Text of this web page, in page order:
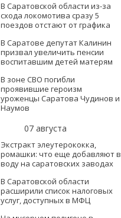
В Саратовской области из-за
схода локомотива сразу 5
поездов отстают от графика
В Саратове депутат Калинин
призвал увеличить пенсии
воспитавшим детей матерям
В зоне СВО погибли
проявившие героизм
уроженцы Саратова Чудинов и
Наумов
07 августа
Экстракт элеутерококка,
ромашки: что еще добавляют в
воду на саратовских заводах
В Саратовской области
расширили список налоговых
услуг, доступных в МФЦ